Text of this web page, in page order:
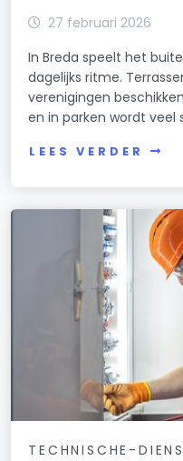
27 februari 2026
In Breda speelt het
dagelijks ritme.
verenigingen
en in parken wordt veel
LEES VERDER
TECHNISCHE-